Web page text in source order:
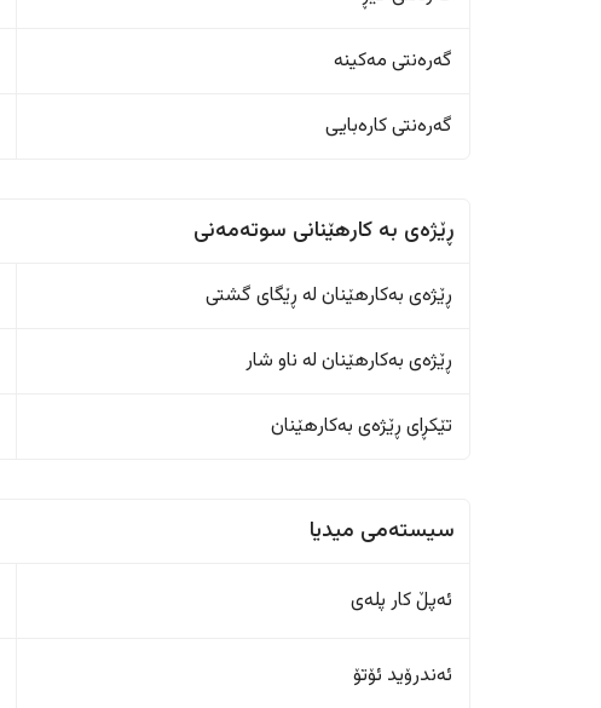
گەرەنتی مەکینە
گەرەنتی کارەبایی
ڕێژەى به کارهێنانی سوتەمەنی
ڕێژەى بەکارهێنان له ڕێگای گشتی
ڕێژەى بەکارهێنان له ناو شار
تێکڕای ڕێژەى بەکارهێنان
سیستەمی میدیا
ئەپڵ کار پلەی
ئەندرۆید ئۆتۆ